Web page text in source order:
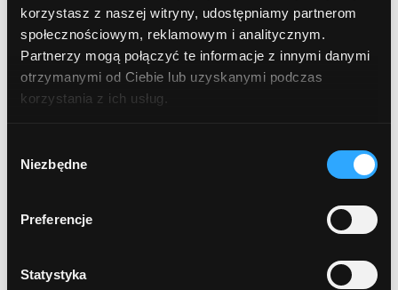
korzystasz z naszej witryny, udostępniamy partnerom
społecznościowym, reklamowym i analitycznym.
Partnerzy mogą połączyć te informacje z innymi danymi
otrzymanymi od Ciebie lub uzyskanymi podczas
korzystania z ich usług.
zgody
Niezbędne
Preferencje
Statystyka
Żele pod prysznic
Peelingi do ciała
OLEJE i OLEJKI